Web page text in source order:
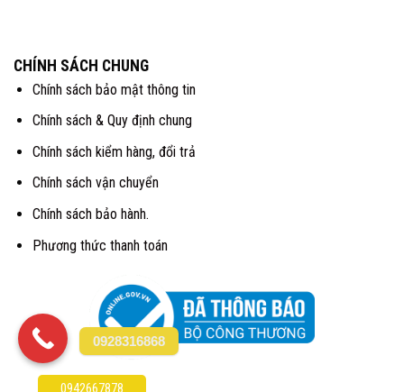
CHÍNH SÁCH CHUNG
Chính sách bảo mật thông tin
Chính sách & Quy định chung
Chính sách kiểm hàng, đổi trả
Chính sách vận chuyển
Chính sách bảo hành.
Phương thức thanh toán
0928316868
0942667878